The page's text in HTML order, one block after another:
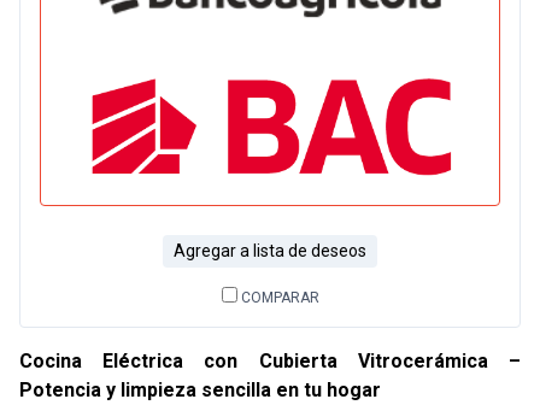
Agregar a lista de deseos
COMPARAR
Cocina Eléctrica con Cubierta Vitrocerámica –
Potencia y limpieza sencilla en tu hogar